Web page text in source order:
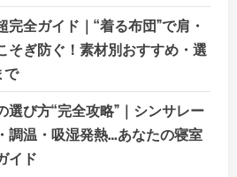
全ガイド｜“着る布団”で肩・
そぎ防ぐ！素材別おすすめ・選
で
選び方“完全攻略”｜シンサレー
調温・吸湿発熱…あなたの寝室
イド